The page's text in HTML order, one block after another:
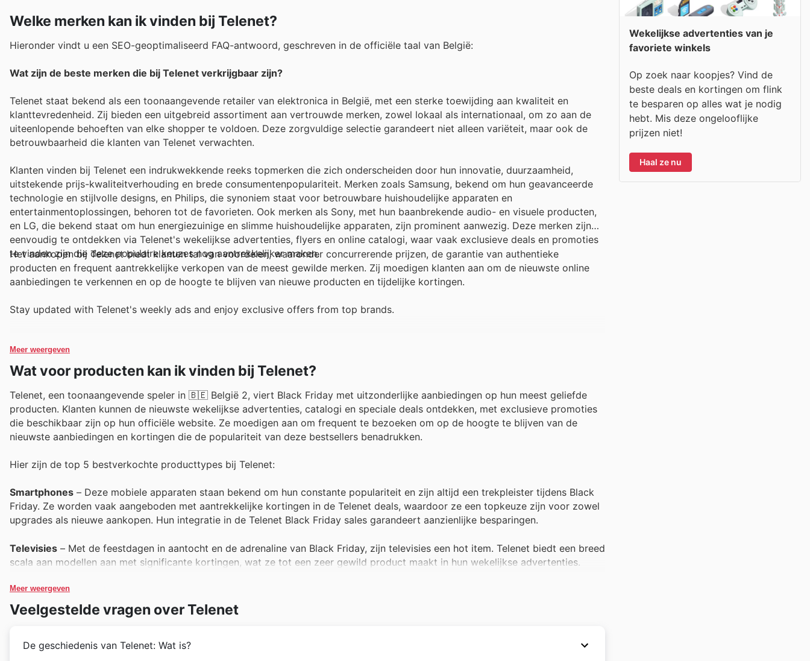
Welke merken kan ik vinden bij Telenet?
Hieronder vindt u een SEO-geoptimaliseerd FAQ-antwoord, geschreven in de officiële taal van België:
Wat zijn de beste merken die bij Telenet verkrijgbaar zijn?
Telenet staat bekend als een toonaangevende retailer van elektronica in België, met een sterke toewijding aan kwaliteit en
klanttevredenheid. Zij bieden een uitgebreid assortiment aan vertrouwde merken, zowel lokaal als internationaal, om zo aan de
uiteenlopende behoeften van elke shopper te voldoen. Deze zorgvuldige selectie garandeert niet alleen variëteit, maar ook de
betrouwbaarheid die klanten van Telenet verwachten.
Klanten vinden bij Telenet een indrukwekkende reeks topmerken die zich onderscheiden door hun innovatie, duurzaamheid,
uitstekende prijs-kwaliteitverhouding en brede consumentenpopulariteit. Merken zoals Samsung, bekend om hun geavanceerde
technologie en stijlvolle designs, en Philips, die synoniem staat voor betrouwbare huishoudelijke apparaten en
entertainmentoplossingen, behoren tot de favorieten. Ook merken als Sony, met hun baanbrekende audio- en visuele producten,
en LG, die bekend staat om hun energiezuinige en slimme huishoudelijke apparaten, zijn prominent aanwezig. Deze merken zijn
eenvoudig te ontdekken via Telenet's wekelijkse advertenties, flyers en online catalogi, waar vaak exclusieve deals en promoties
te vinden zijn die deze populaire keuzes nog aantrekkelijker maken.
Het aankopen bij Telenet biedt klanten tal van voordelen, waaronder concurrerende prijzen, de garantie van authentieke
producten en frequent aantrekkelijke verkopen van de meest gewilde merken. Zij moedigen klanten aan om de nieuwste online
aanbiedingen te verkennen en op de hoogte te blijven van nieuwe producten en tijdelijke kortingen.
Stay updated with Telenet's weekly ads and enjoy exclusive offers from top brands.
Meer weergeven
Wat voor producten kan ik vinden bij Telenet?
Telenet, een toonaangevende speler in 🇧🇪 België 2, viert Black Friday met uitzonderlijke aanbiedingen op hun meest geliefde
producten. Klanten kunnen de nieuwste wekelijkse advertenties, catalogi en speciale deals ontdekken, met exclusieve promoties
die beschikbaar zijn op hun officiële website. Ze moedigen aan om frequent te bezoeken om op de hoogte te blijven van de
nieuwste aanbiedingen en kortingen die de populariteit van deze bestsellers benadrukken.
Hier zijn de top 5 bestverkochte producttypes bij Telenet:
Smartphones – Deze mobiele apparaten staan bekend om hun constante populariteit en zijn altijd een trekpleister tijdens Black
Friday. Ze worden vaak aangeboden met aantrekkelijke kortingen in de Telenet deals, waardoor ze een topkeuze zijn voor zowel
upgrades als nieuwe aankopen. Hun integratie in de Telenet Black Friday sales garandeert aanzienlijke besparingen.
Televisies – Met de feestdagen in aantocht en de adrenaline van Black Friday, zijn televisies een hot item. Telenet biedt een breed
scala aan modellen aan met significante kortingen, wat ze tot een zeer gewild product maakt in hun wekelijkse advertenties.
Internetabonnementen
– In het digitale tijdperk is betrouwbaar en snel internet essentieel. Telenet biedt gedurende Black Friday
speciale aanbiedingen op hun internetpakketten, waardoor ze een van hun bestverkochte diensten zijn. Deze promoties, te vinden
Meer weergeven
Veelgestelde vragen over Telenet
De geschiedenis van Telenet: Wat is?
Wekelijkse advertenties van je
favoriete winkels
Op zoek naar koopjes? Vind de
beste deals en kortingen om flink
te besparen op alles wat je nodig
hebt. Mis deze ongelooflijke
prijzen niet!
Haal ze nu